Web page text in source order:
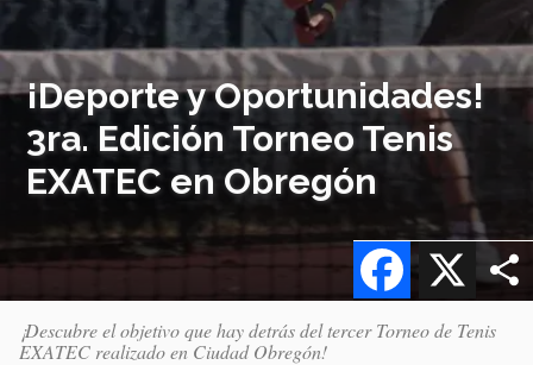
¡Deporte y Oportunidades!
3ra. Edición Torneo Tenis
EXATEC en Obregón
X
Facebook
¡Descubre el objetivo que hay detrás del tercer Torneo de Tenis
EXATEC realizado en Ciudad Obregón!